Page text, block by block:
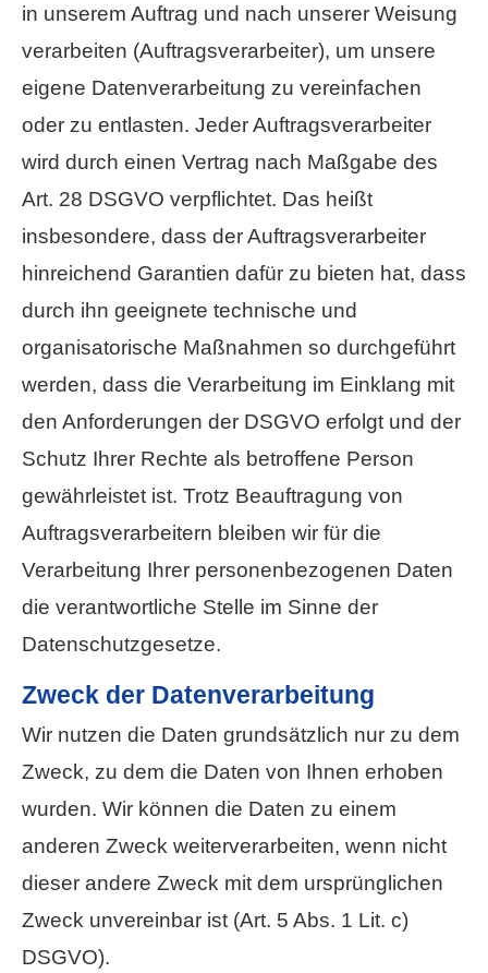
in unserem Auftrag und nach unserer Weisung
verarbeiten (Auftragsverarbeiter), um unsere
eigene Datenverarbeitung zu vereinfachen
oder zu entlasten. Jeder Auftragsverarbeiter
wird durch einen Vertrag nach Maßgabe des
Art. 28 DSGVO verpflichtet. Das heißt
insbesondere, dass der Auftragsverarbeiter
hinreichend Garantien dafür zu bieten hat, dass
durch ihn geeignete technische und
organisatorische Maßnahmen so durchgeführt
werden, dass die Verarbeitung im Einklang mit
den Anforderungen der DSGVO erfolgt und der
Schutz Ihrer Rechte als betroffene Person
gewährleistet ist. Trotz Beauftragung von
Auftragsverarbeitern bleiben wir für die
Verarbeitung Ihrer personenbezogenen Daten
die verantwortliche Stelle im Sinne der
Datenschutzgesetze.
Zweck der Datenverarbeitung
Wir nutzen die Daten grundsätzlich nur zu dem
Zweck, zu dem die Daten von Ihnen erhoben
wurden. Wir können die Daten zu einem
anderen Zweck weiterverarbeiten, wenn nicht
dieser andere Zweck mit dem ursprünglichen
Zweck unvereinbar ist (Art. 5 Abs. 1 Lit. c)
DSGVO).